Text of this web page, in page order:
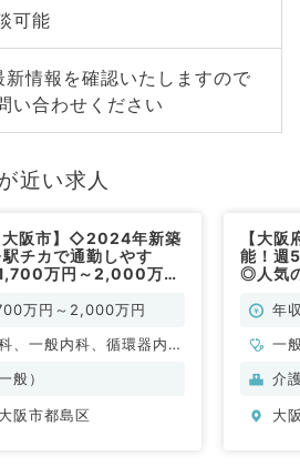
可能
新情報を確認いたしますので
い合わせください
近い求人
大阪市】◇2024年新築
チカで通勤しやす
万円～2,000万円
万円～2,000万円
、一般内科、循環器内
器内科、消化器内科、老
般）
阪市都島区
【大
能！週
◎人気
年
一
科
介
大